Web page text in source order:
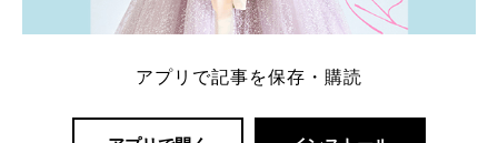
アプリで記事を保存・購読